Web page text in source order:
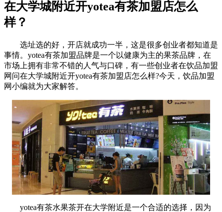
在大学城附近开yotea有茶加盟店怎么
样？
选址选的好，开店就成功一半，这是很多创业者都知道是
事情。yotea有茶加盟品牌是一个以健康为主的果茶品牌，在
市场上拥有非常不错的人气与口碑，有一些创业者在饮品加盟
网问在大学城附近开yotea有茶加盟店怎么样?今天，饮品加盟
网小编就为大家解答。
yotea有茶水果茶开在大学附近是一个合适的选择，因为